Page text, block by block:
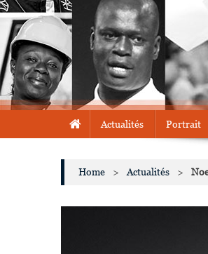
Actualités Portrait
Home > Actualités >